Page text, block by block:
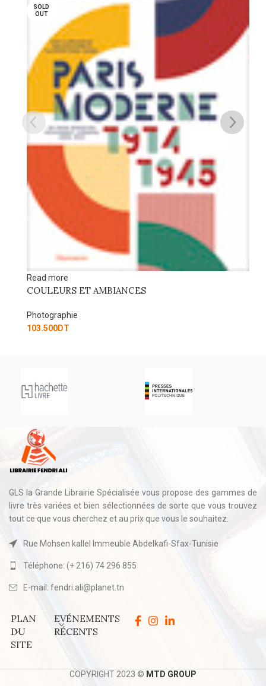
Read more
COMPETENCE PHOTO
Photographie
GLS la Grande Librairie Spécialisée vous propose des gammes de
livre très variées et bien sélectionnées de sorte que vous trouvez
tout ce que vous cherchez et au prix que vous le souhaitez.
Rue Mohsen kallel Immeuble Abdelkafi-Sfax-Tunisie
Téléphone: (+ 216) 74 296 855
E-mail: fendri.ali@planet.tn
PLAN
DU
SITE
EVÉNEMENTS
RÉCENTS
COPYRIGHT 2023 © MTD GROUP